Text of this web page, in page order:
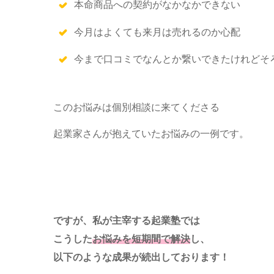
本命商品への契約がなかなかできない
今月はよくても来月は売れるのか心配
今まで口コミでなんとか繋いできたけれどそ
このお悩みは個別相談に来てくださる
起業家さんが抱えていたお悩みの一例です。
ですが、私が主宰する起業塾では
こうしたお悩みを短期間で解決 し、
以下のような成果が続出しております！